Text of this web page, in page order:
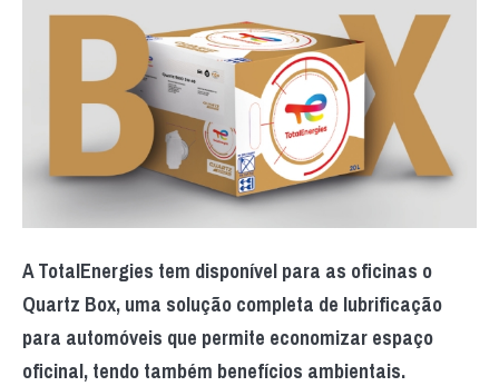
A TotalEnergies tem disponível para as oficinas o
Quartz Box, uma solução completa de lubrificação
para automóveis que permite economizar espaço
oficinal, tendo também benefícios ambientais.